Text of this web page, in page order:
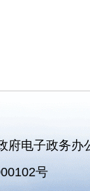
府电子政务办
号